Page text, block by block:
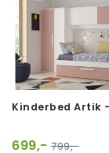
Kinderbed Artik
699,- 799,-